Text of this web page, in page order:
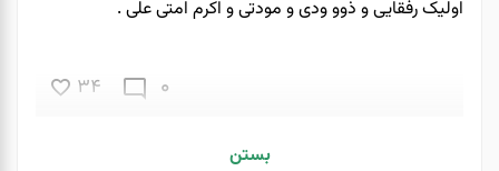
اولیک رفقایی و ذوو ودی و مودتی و اکرم امتی علی .
0
34
بستن